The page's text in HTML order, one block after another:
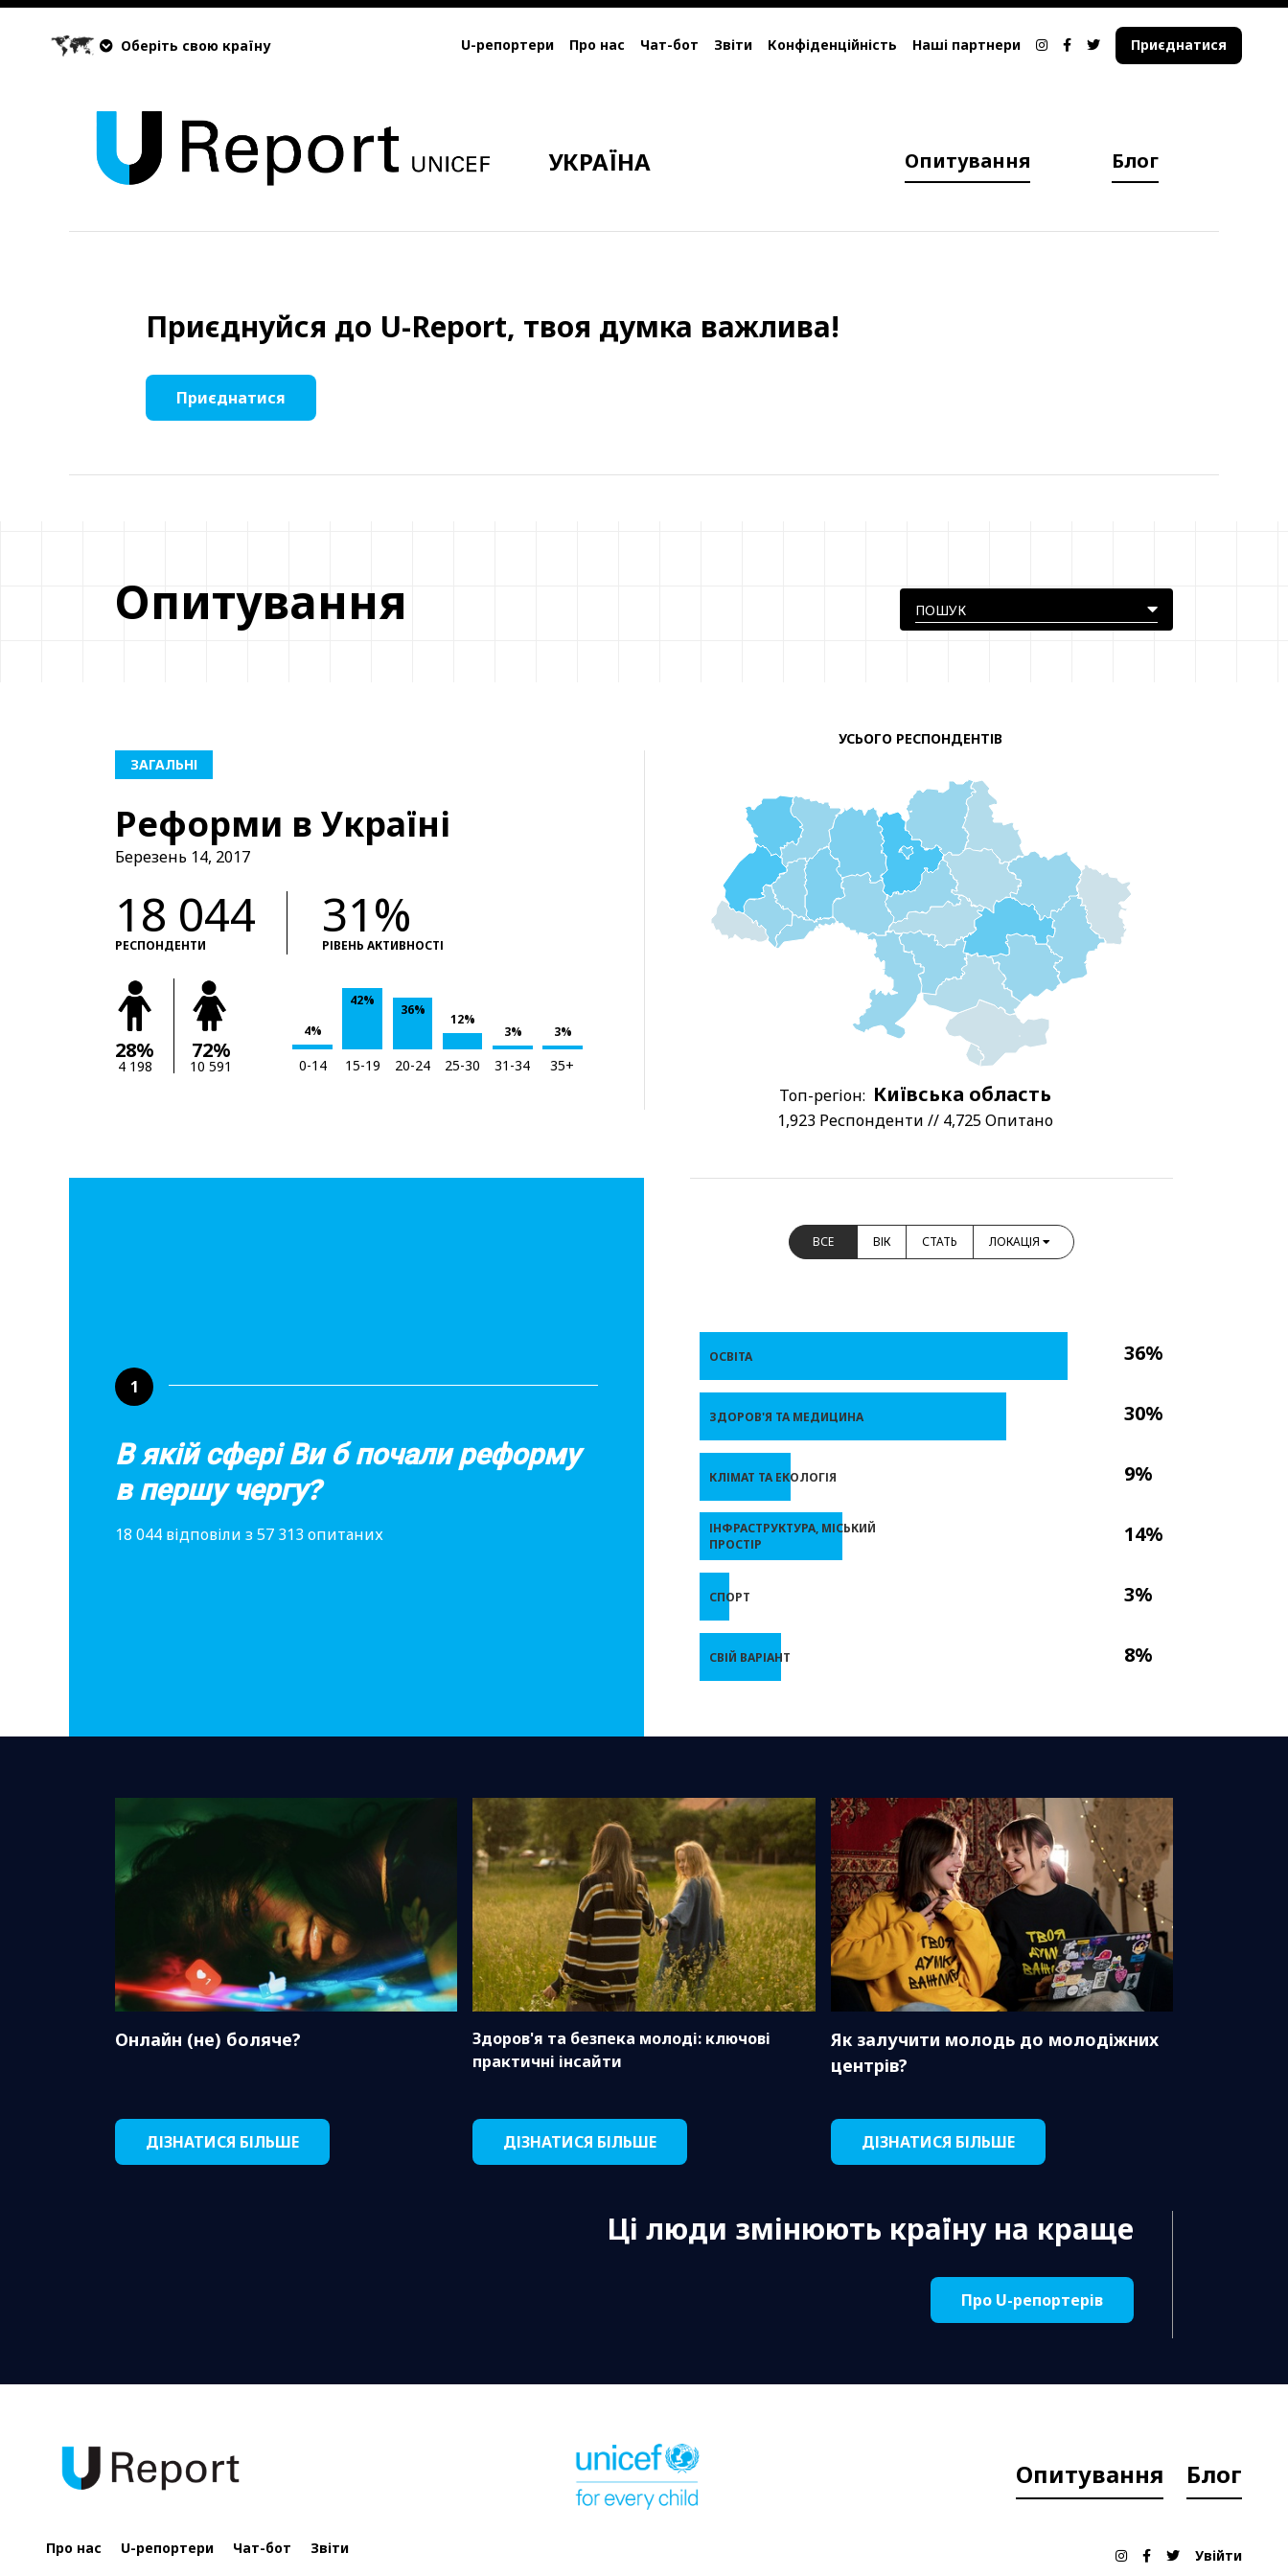
Оберіть свою країну U-репортери Про нас Чат-бот Звіти Конфіденційність Наші партнери Приєднатися
УКРАЇНА Опитування Блог
Приєднуйся до U-Report, твоя думка важлива!
Приєднатися
Опитування
ЗАГАЛЬНІ
Реформи в Україні
Березень 14, 2017
18 044
РЕСПОНДЕНТИ
31%
РІВЕНЬ АКТИВНОСТІ
28%
4 198
72%
10 591
4%
42%
36%
12%
3% 3%
0-14 15-19 20-24 25-30 31-34 35+
УСЬОГО РЕСПОНДЕНТІВ
Топ-регіон: Київська область
1,923 Респонденти // 4,725 Опитано
1
В якій сфері Ви б почали реформу
в першу чергу?
18 044 відповіли з 57 313 опитаних
ВСЕ ВІК СТАТЬ ЛОКАЦІЯ
36%
30%
9%
14%
3%
8%
ОСВІТА
ЗДОРОВ'Я ТА МЕДИЦИНА
КЛІМАТ ТА ЕКОЛОГІЯ
ІНФРАСТРУКТУРА, МІСЬКИЙ
ПРОСТІР
СПОРТ
СВІЙ ВАРІАНТ
Онлайн (не) боляче?
ДІЗНАТИСЯ БІЛЬШЕ
Здоров'я та безпека молоді: ключові
практичні інсайти
ДІЗНАТИСЯ БІЛЬШЕ
Як залучити молодь до молодіжних
центрів?
ДІЗНАТИСЯ БІЛЬШЕ
Ці люди змінюють країну на краще
Про U-репортерів
Опитування Блог
Про нас U-репортери Чат-бот Звіти Увійти